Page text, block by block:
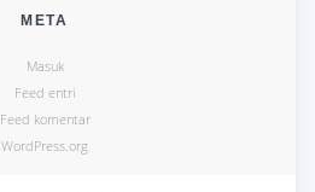
META
Masuk
Feed entri
Feed komentar
WordPress.org